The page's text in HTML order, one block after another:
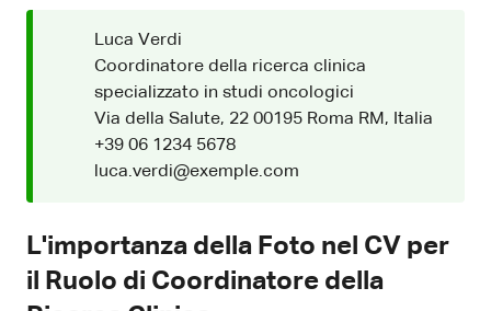
Luca Verdi
Coordinatore della ricerca clinica
specializzato in studi oncologici
Via della Salute, 22 00195 Roma RM, Italia
+39 06 1234 5678
luca.verdi@exemple.com
L'importanza della Foto nel CV per
il Ruolo di Coordinatore della